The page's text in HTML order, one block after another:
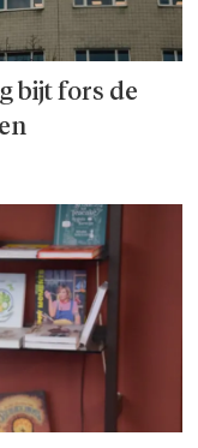
bijt fors de